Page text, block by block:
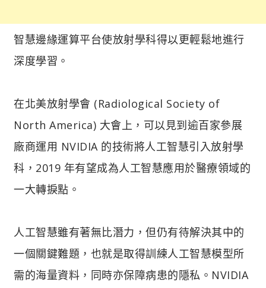
智慧邊緣運算平台使放射學科得以更輕鬆地進行
深度學習。
在北美放射學會 (Radiological Society of
North America) 大會上，可以見到逾百家參展
廠商運用 NVIDIA 的技術將人工智慧引入放射學
科，2019 年有望成為人工智慧應用於醫療領域的
一大轉捩點。
人工智慧雖有著無比潛力，但仍有待解決其中的
一個關鍵難題，也就是取得訓練人工智慧模型所
需的海量資料，同時亦保障病患的隱私。NVIDIA